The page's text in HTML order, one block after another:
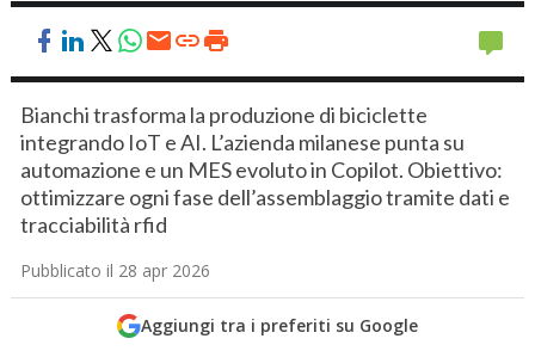
Bianchi trasforma la produzione di biciclette
integrando IoT e AI. L’azienda milanese punta su
automazione e un MES evoluto in Copilot. Obiettivo:
ottimizzare ogni fase dell’assemblaggio tramite dati e
tracciabilità rfid
Pubblicato il 28 apr 2026
Aggiungi tra i preferiti su Google